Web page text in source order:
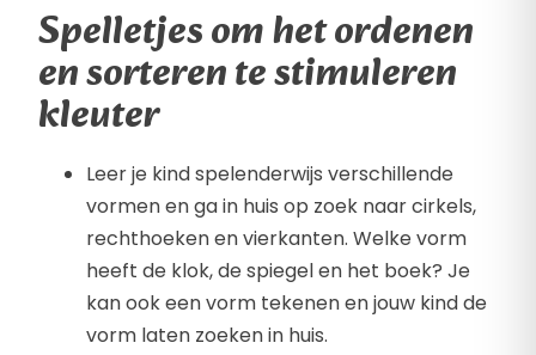
Spelletjes om het ordenen
en sorteren te stimuleren
kleuter
Leer je kind spelenderwijs verschillende
vormen en ga in huis op zoek naar cirkels,
rechthoeken en vierkanten. Welke vorm
heeft de klok, de spiegel en het boek? Je
kan ook een vorm tekenen en jouw kind de
vorm laten zoeken in huis.